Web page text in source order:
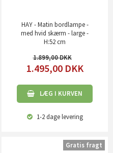
HAY - Matin bordlampe -
med hvid skærm - large -
H:52 cm
1.899,00
1.495,00 DKK
LÆG I KURVEN
1-2 dagelevering
Gratis fragt